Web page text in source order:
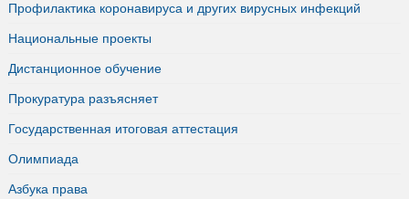
Профилактика коронавируса и других вирусных инфекций
Национальные проекты
Дистанционное обучение
Прокуратура разъясняет
Государственная итоговая аттестация
Олимпиада
Азбука права